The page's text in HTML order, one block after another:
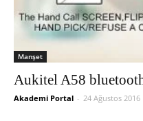
Manşet
Aukitel A58
Akademi Portal - 24 Ağustos 2016